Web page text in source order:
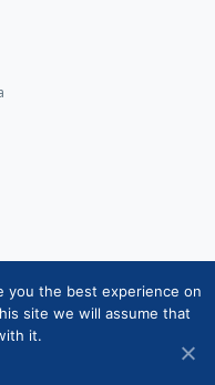
rf 2026 |
|
rotaryverksamheten
you the best experience on
site we will assume that
it.